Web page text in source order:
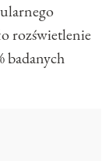
rozświetlenie
badanych